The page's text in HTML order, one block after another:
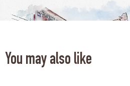
You may also like